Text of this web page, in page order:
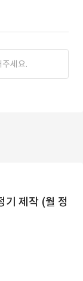
주세요.
기 제작 (월 정